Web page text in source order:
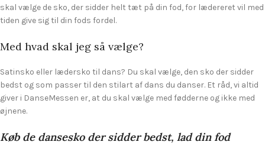
skal vælge de sko, der sidder helt tæt på din fod, for lædereret vil med
tiden give sig til din fods fordel.
Med hvad skal jeg så vælge?
Satinsko eller lædersko til dans? Du skal vælge, den sko der sidder
bedst og som passer til den stilart af dans du danser. Et råd, vi altid
giver i DanseMessen er, at du skal vælge med fødderne og ikke med
øjnene.
Køb de dansesko der sidder bedst, lad din fod